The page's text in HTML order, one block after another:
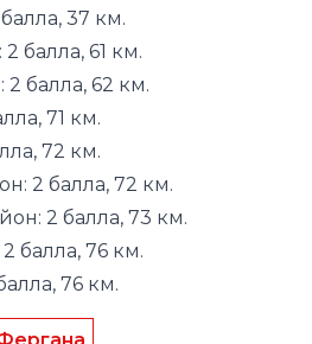
37 км.
балла, 61 км.
балла, 62 км.
71 км.
72 км.
2 балла, 72 км.
2 балла, 73 км.
балла, 76 км.
76 км.